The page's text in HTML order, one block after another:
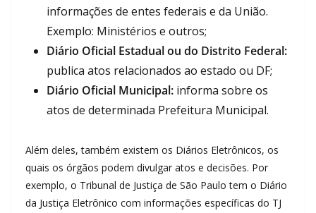
informações de entes federais e da União.
Exemplo: Ministérios e outros;
Diário Oficial Estadual ou do Distrito Federal:
publica atos relacionados ao estado ou DF;
Diário Oficial Municipal: informa sobre os
atos de determinada Prefeitura Municipal.
Além deles, também existem os Diários Eletrônicos, os
quais os órgãos podem divulgar atos e decisões. Por
exemplo, o Tribunal de Justiça de São Paulo tem o Diário
da Justiça Eletrônico com informações específicas do TJ